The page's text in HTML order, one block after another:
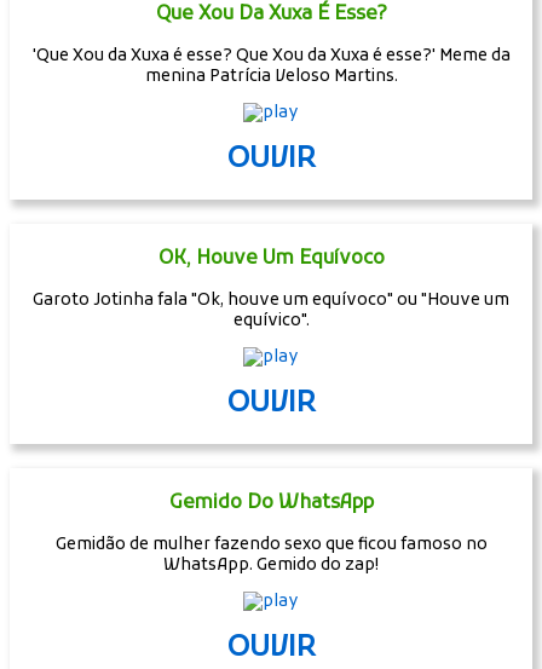
Que Xou Da Xuxa É Esse?
'Que Xou da Xuxa é esse? Que Xou da Xuxa é esse?' Meme da
menina Patrícia Veloso Martins.
OUVIR
OK, Houve Um Equívoco
Garoto Jotinha fala "Ok, houve um equívoco" ou "Houve um
equívico".
OUVIR
Gemido Do WhatsApp
Gemidão de mulher fazendo sexo que ficou famoso no
WhatsApp. Gemido do zap!
OUVIR